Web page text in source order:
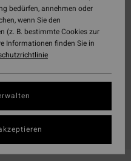
bedürfen, annehmen oder
wenn Sie den
(z. B. bestimmte Cookies zur
Informationen finden Sie in